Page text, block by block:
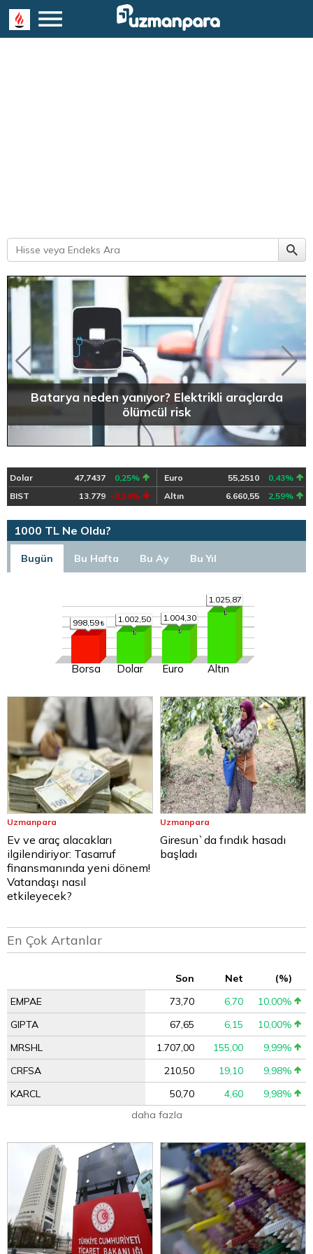
Batarya neden yanıyor? Elektrikli araçlarda
ölümcül risk
Dolar 47,7437 0,25% Euro 55,2510
0,43%
BIST
13.779 -0,14% Altın 6.660,55 2,59%
1000 TL Ne Oldu?
Bugün Bu Hafta Bu Ay Bu Yıl
998,59
Borsa
1.002,50
Dolar
1.004,30
Euro
1.025,87
Altın
Uzmanpara
Ev ve araç alacakları
ilgilendiriyor: Tasarruf
finansmanında yeni dönem!
Vatandaşı nasıl
etkileyecek?
Uzmanpara
Giresun`da fındık hasadı
başladı
En Çok Artanlar
Son Net
(%)
EMPAE
73,70 6,70
10,00%
GIPTA
67,65 6,15
10,00%
MRSHL
1.707,00 155,00
9,99%
CRFSA
210,50 19,10
9,98%
KARCL
50,70 4,60
9,98%
daha fazla